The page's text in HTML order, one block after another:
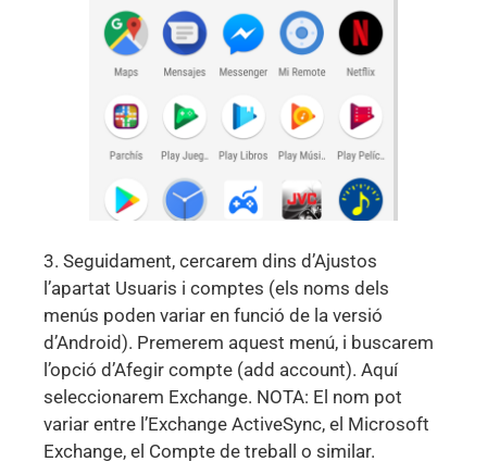
3. Seguidament, cercarem dins d’Ajustos
l’apartat Usuaris i comptes (els noms dels
menús poden variar en funció de la versió
d’Android). Premerem aquest menú, i buscarem
l’opció d’Afegir compte (add account). Aquí
seleccionarem Exchange. NOTA: El nom pot
variar entre l’Exchange ActiveSync, el Microsoft
Exchange, el Compte de treball o similar.